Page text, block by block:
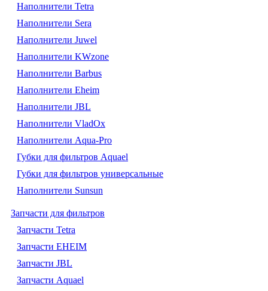
Наполнители Tetra
Наполнители Sera
Наполнители Juwel
Наполнители KWzone
Наполнители Barbus
Наполнители Eheim
Наполнители JBL
Наполнители VladOx
Наполнители Aqua-Pro
Губки для фильтров Aquael
Губки для фильтров универсальные
Наполнители Sunsun
Запчасти для фильтров
Запчасти Tetra
Запчасти EHEIM
Запчасти JBL
Запчасти Aquael